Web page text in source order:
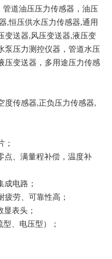
道油压压力传感器，油压
,恒压供水压力传感器,通用
变送器,风压变送器,液压变
泵压力测控仪器，管道水压
压变送器，多用途压力传感
度传感器,正负压力传感器,
；
点、满量程补偿，温度补
电路；
劳、可靠性高；
表头；
、电压型）；